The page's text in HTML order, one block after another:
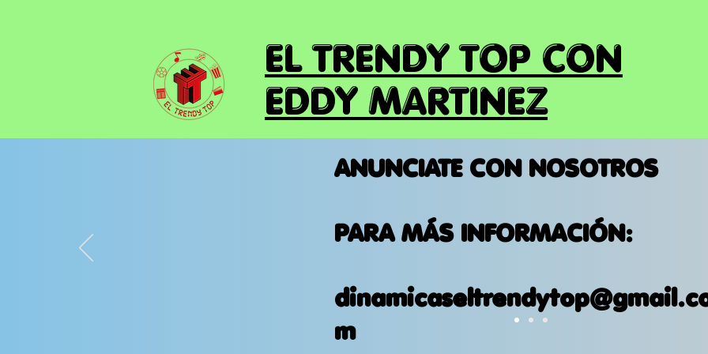
EL TRENDY TOP CON
EDDY MARTINEZ
ANUNCIATE CON NOSOTROS
PARA MÁS INFORMACIÓN:
m